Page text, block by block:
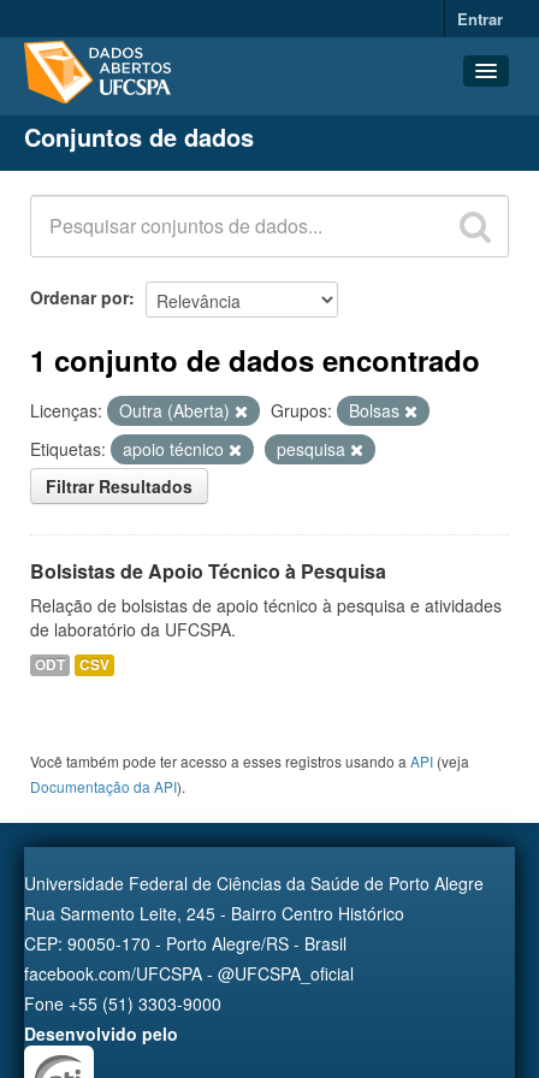
Entrar
Conjuntos de dados
Organizações
Grupos
Sobre
Conjuntos de dados
Ordenar por
1 conjunto de dados encontrado
Licenças: Outra (Aberta) Grupos:
Bolsas
Etiquetas:
apoio técnico
pesquisa
Filtrar Resultados
Bolsistas de Apoio Técnico à Pesquisa
Relação de bolsistas de apoio técnico à pesquisa e atividades
de laboratório da UFCSPA.
ODT CSV
Você também pode ter acesso a esses registros usando a API (veja
Documentação da API).
Universidade Federal de Ciências da Saúde de Porto Alegre
Rua Sarmento Leite, 245 - Bairro Centro Histórico
CEP: 90050-170 - Porto Alegre/RS - Brasil
facebook.com/UFCSPA - @UFCSPA_oficial
Fone +55 (51) 3303-9000
Desenvolvido pelo